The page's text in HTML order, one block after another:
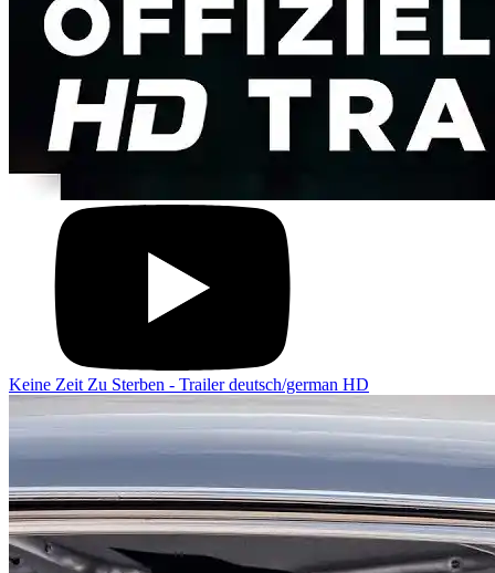
Keine Zeit Zu Sterben - Trailer deutsch/german HD